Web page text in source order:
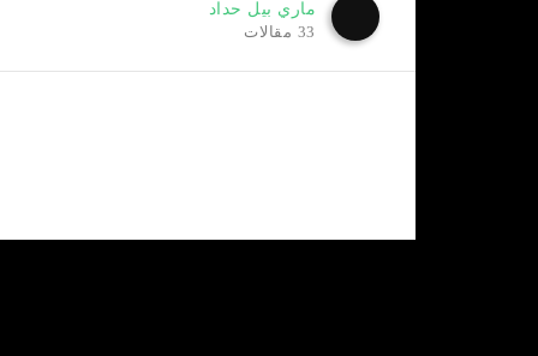
ماري بيل حداد
33 مقالات